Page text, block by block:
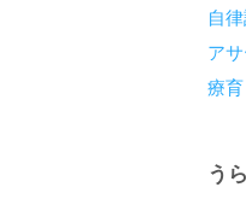
自
ア
療育
う